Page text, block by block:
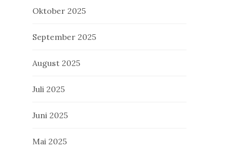
Oktober 2025
September 2025
August 2025
Juli 2025
Juni 2025
Mai 2025